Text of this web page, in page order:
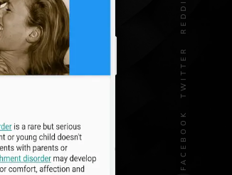
FACEBOOK
TWITTER
REDDIT